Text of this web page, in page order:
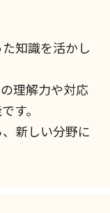
知識を活かし
理解力や対応
す。
新しい分野に